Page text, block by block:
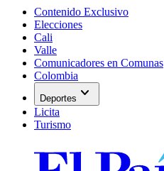
Contenido Exclusivo
Elecciones
Cali
Valle
Comunicadores en Comunas
Colombia
Deportes expand_more
Licita
Turismo